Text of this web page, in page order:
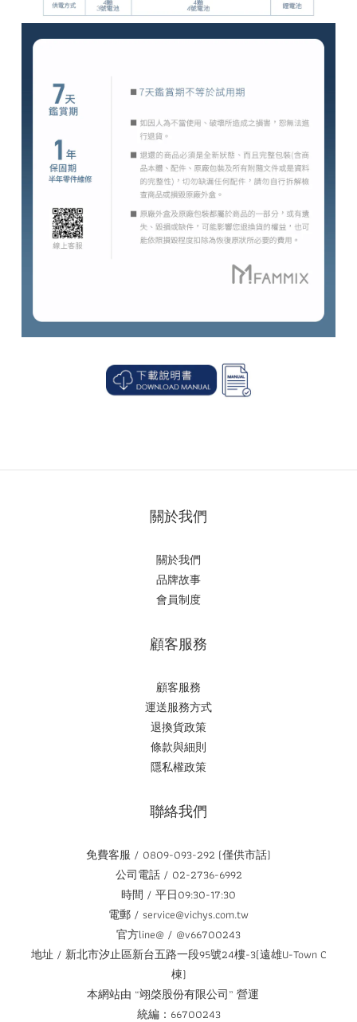
關於我們
關於我們
品牌故事
會員制度
顧客服務
顧客服務
運送服務方式
退換貨政策
條款與細則
隱私權政策
聯絡我們
免費客服 / 0809-093-292 (僅供市話)
公司電話 / 02-2736-6992
時間 / 平日09:30-17:30
電郵 / service@vichys.com.tw
官方line@ / @v66700243
地址 / 新北市汐止區新台五路一段95號24樓-3(遠雄U-Town C
棟)
本網站由 “翊棨股份有限公司” 營運
統編：66700243